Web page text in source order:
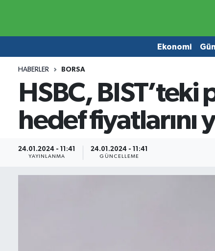
Ekonomi
HABERLER BORSA
HSBC,
hedef fiyatlarını
24.01.2024 - 11:41
YAYINLANMA
24.01.2024 - 11:41
GÜNCELLEME
Ekonomi
Borsa
Ekonomi
Borsa